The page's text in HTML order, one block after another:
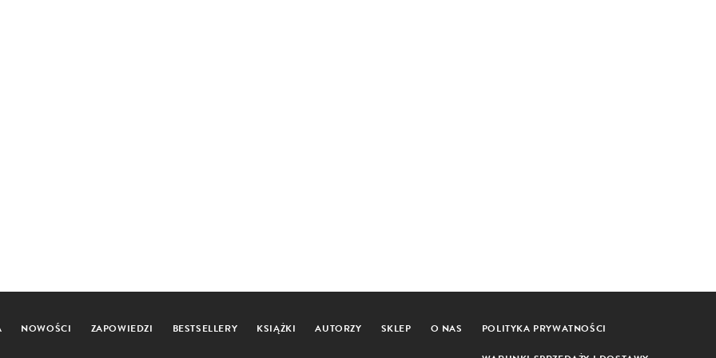
NOWOŚCI ZAPOWIEDZI BESTSELLERY KSIĄŻKI AUTORZY SKLEP O NAS POLITYKA PRYWATNOŚCI